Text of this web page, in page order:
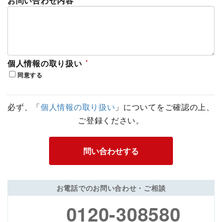
個人情報の取り扱い
同意する
必ず、「個人情報の取り扱い 」についてをご確認の上、
ご登録ください。
お電話でのお問い合わせ・ご相談
0120-308580